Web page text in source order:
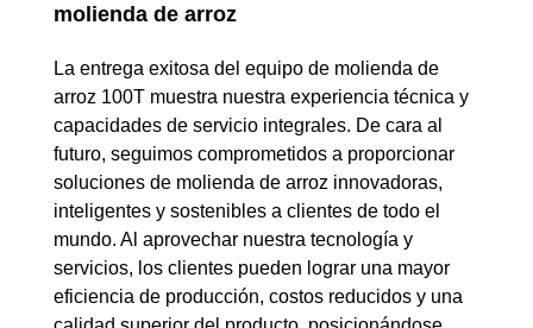
molienda de arroz
La entrega exitosa del equipo de molienda de
arroz 100T muestra nuestra experiencia técnica y
capacidades de servicio integrales. De cara al
futuro, seguimos comprometidos a proporcionar
soluciones de molienda de arroz innovadoras,
inteligentes y sostenibles a clientes de todo el
mundo. Al aprovechar nuestra tecnología y
servicios, los clientes pueden lograr una mayor
eficiencia de producción, costos reducidos y una